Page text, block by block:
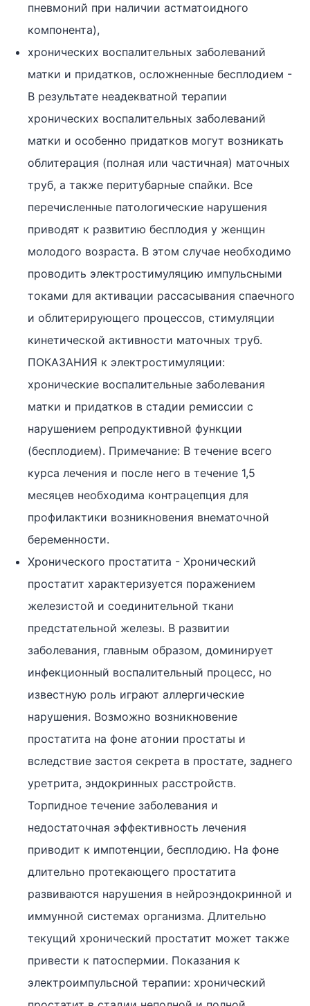
пневмоний при наличии астматоидного
компонента),
хронических воспалительных заболеваний
матки и придатков, осложненные бесплодием -
В результате неадекватной терапии
хронических воспалительных заболеваний
матки и особенно придатков могут возникать
облитерация (полная или частичная) маточных
труб, а также перитубарные спайки. Все
перечисленные патологические нарушения
приводят к развитию бесплодия у женщин
молодого возраста. В этом случае необходимо
проводить электростимуляцию импульсными
токами для активации рассасывания спаечного
и облитерирующего процессов, стимуляции
кинетической активности маточных труб.
ПОКАЗАНИЯ к электростимуляции:
хронические воспалительные заболевания
матки и придатков в стадии ремиссии с
нарушением репродуктивной функции
(бесплодием). Примечание: В течение всего
курса лечения и после него в течение 1,5
месяцев необходима контрацепция для
профилактики возникновения внематочной
беременности.
Хронического простатита - Хронический
простатит характеризуется поражением
железистой и соединительной ткани
предстательной железы. В развитии
заболевания, главным образом, доминирует
инфекционный воспалительный процесс, но
известную роль играют аллергические
нарушения. Возможно возникновение
простатита на фоне атонии простаты и
вследствие застоя секрета в простате, заднего
уретрита, эндокринных расстройств.
Торпидное течение заболевания и
недостаточная эффективность лечения
приводит к импотенции, бесплодию. На фоне
длительно протекающего простатита
развиваются нарушения в нейроэндокринной и
иммунной системах организма. Длительно
текущий хронический простатит может также
привести к патоспермии. Показания к
электроимпульсной терапии: хронический